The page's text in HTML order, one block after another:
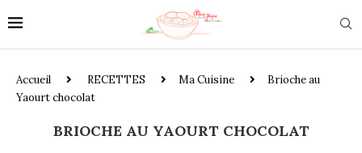
Accueil RECETTES Ma Cuisine
Brioche au
Yaourt chocolat
BRIOCHE AU YAOURT CHOCOLAT